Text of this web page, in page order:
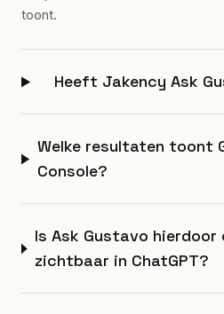
toont.
Heeft Jakency Ask
Welke resultaten toont
Console?
Is Ask Gustavo
zichtbaar in ChatGPT?